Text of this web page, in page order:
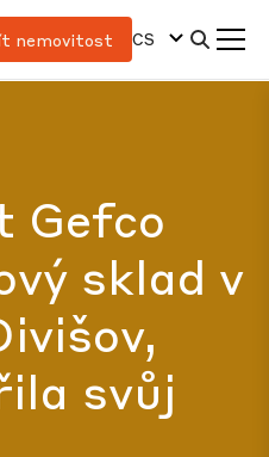
nemovitost CS
Gefco
sklad v
svůj